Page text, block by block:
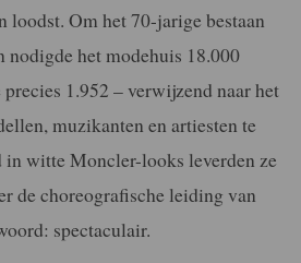
loodst. Om het 70-jarige bestaan
het modehuis 18.000
1.952 – verwijzend naar het
muzikanten en artiesten te
in witte Moncler-looks leverden ze
de choreografische leiding van
spectaculair.